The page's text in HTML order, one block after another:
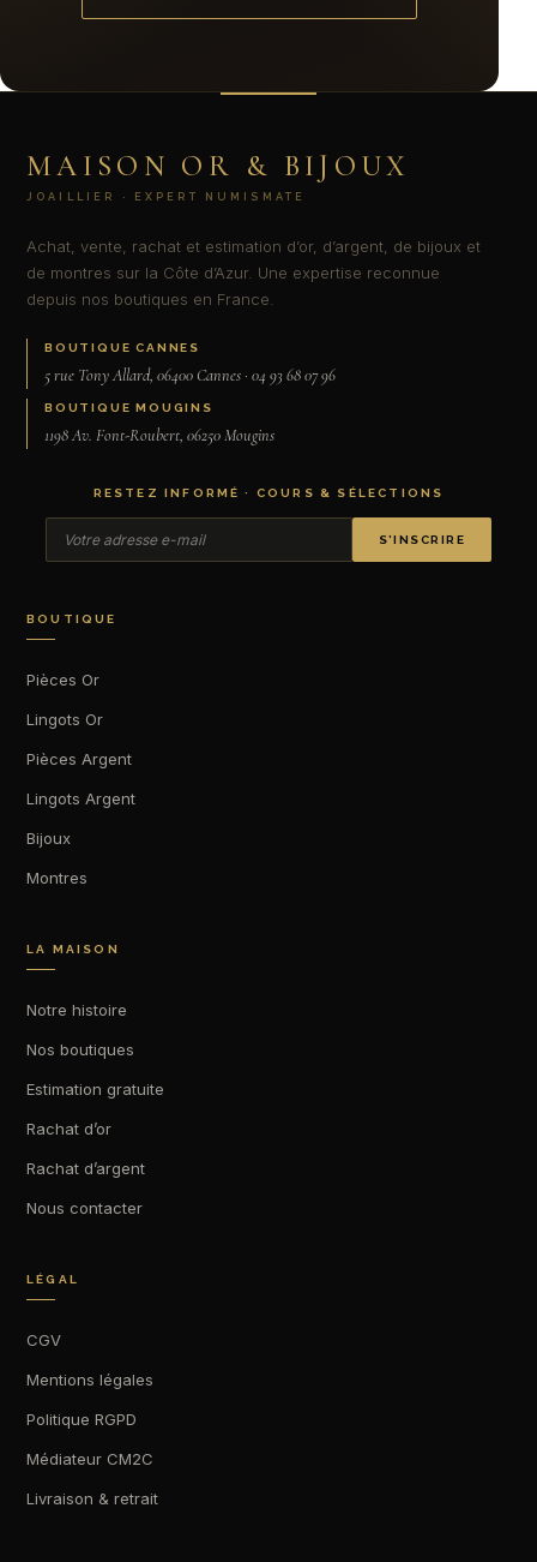
MAISON OR & BIJOUX
JOAILLIER · EXPERT NUMISMATE
Achat, vente, rachat et estimation d’or, d’argent, de bijoux et
de montres sur la Côte d’Azur. Une expertise reconnue
depuis nos boutiques en France.
BOUTIQUE CANNES
5 rue Tony Allard, 06400 Cannes · 04 93 68 07 96
BOUTIQUE MOUGINS
1198 Av. Font-Roubert, 06250 Mougins
RESTEZ INFORMÉ · COURS & SÉLECTIONS
S’INSCRIRE
BOUTIQUE
Pièces Or
Lingots Or
Pièces Argent
Lingots Argent
Bijoux
Montres
LA MAISON
Notre histoire
Nos boutiques
Estimation gratuite
Rachat d’or
Rachat d’argent
Nous contacter
LÉGAL
CGV
Mentions légales
Politique RGPD
Médiateur CM2C
Livraison & retrait